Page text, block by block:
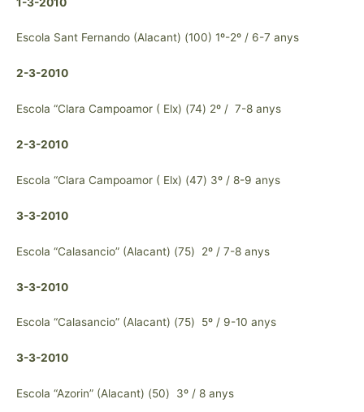
Escola Sant Fernando (Alacant) (100) 1º-2º / 6-7 anys
2-3-2010
Escola “Clara Campoamor ( Elx) (74) 2º / 7-8 anys
2-3-2010
Escola “Clara Campoamor ( Elx) (47) 3º / 8-9 anys
3-3-2010
Escola “Calasancio” (Alacant) (75) 2º / 7-8 anys
3-3-2010
Escola “Calasancio” (Alacant) (75) 5º / 9-10 anys
3-3-2010
Escola “Azorin” (Alacant) (50) 3º / 8 anys